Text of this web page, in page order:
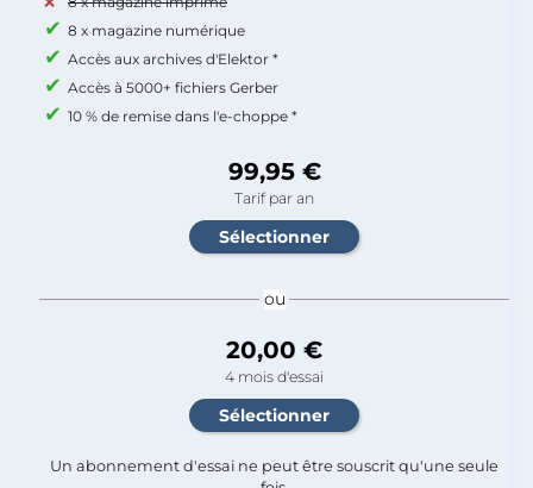
8 x magazine numérique
Accès aux archives d'Elektor *
Accès à 5000+ fichiers Gerber
10 % de remise dans l'e-choppe *
99,95 €
Tarif par an
ou
20,00 €
4 mois d'essai
Un abonnement d'essai ne peut être souscrit qu'une seule